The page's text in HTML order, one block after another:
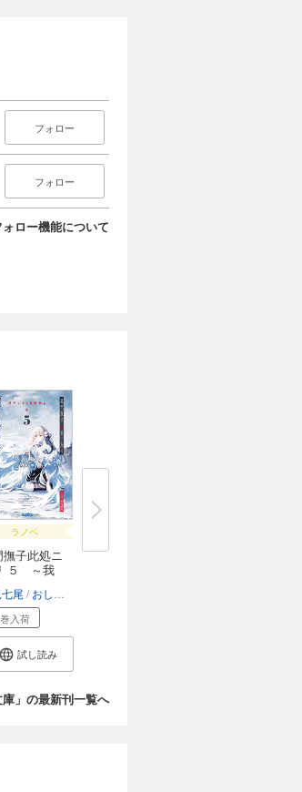
フォロー
フォロー
ォロー機能について
ラノベ
撫子此処ニ
５ ～我
尾 おしおしお
入荷
試し読み
庫」の最新刊一覧へ